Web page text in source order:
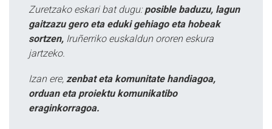
Zuretzako eskari bat dugu: posible baduzu, lagun
gaitzazu gero eta eduki gehiago eta hobeak
sortzen, Iruñerriko euskaldun ororen eskura
jartzeko.
Izan ere, zenbat eta komunitate handiagoa,
orduan eta proiektu komunikatibo
eraginkorragoa.